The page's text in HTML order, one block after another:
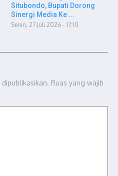
Situbondo, Bupati Dorong
Sinergi Media Ke ...
Senin, 27 Juli 2026 - 17:10
Ruas yang wajib